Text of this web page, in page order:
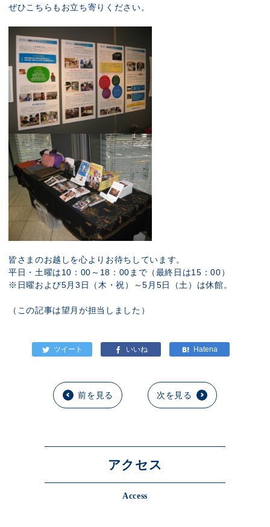
ぜひこちらもお立ち寄りください。
皆さまのお越しを心よりお待ちしています。
平日・土曜は10：00～18：00まで（最終日は15：00）
※日曜および5月3日（木・祝）～5月5日（土）は休館。
（この記事は望月が担当しました）
前を見る 次を見る
アクセス
Access